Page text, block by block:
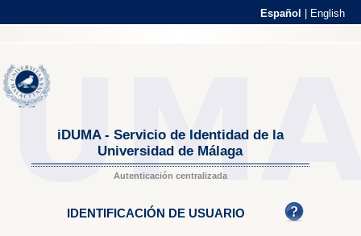
Español English
iDUMA - Servicio de Identidad de la
Universidad de Málaga
Autenticación centralizada
IDENTIFICACIÓN DE USUARIO